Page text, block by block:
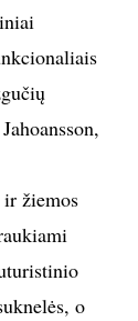
žiemos
o